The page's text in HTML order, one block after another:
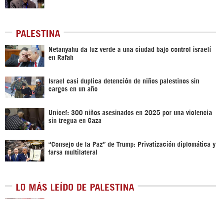
PALESTINA
Netanyahu da luz verde a una ciudad bajo control israelí
en Rafah
Israel casi duplica detención de niños palestinos sin
cargos en un año
Unicef: 300 niños asesinados en 2025 por una violencia
sin tregua en Gaza
“Consejo de la Paz” de Trump: Privatización diplomática y
farsa multilateral
LO MÁS LEÍDO DE PALESTINA